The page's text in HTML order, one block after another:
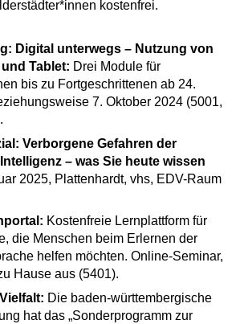
kostenfrei.
Digital unterwegs – Nutzung von
Tablet: Drei Module für
bis zu Fortgeschrittenen ab 24.
7. Oktober 2024 (5001,
Verborgene Gefahren der
– was Sie heute wissen
2025, Plattenhardt, vhs, EDV-Raum
Kostenfreie Lernplattform für
die Menschen beim Erlernen der
helfen möchten. Online-Seminar,
Hause aus (5401).
Die baden-württembergische
hat das „Sonderprogramm zur